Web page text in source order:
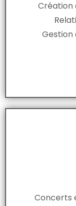
Création
Gestion
Concerts